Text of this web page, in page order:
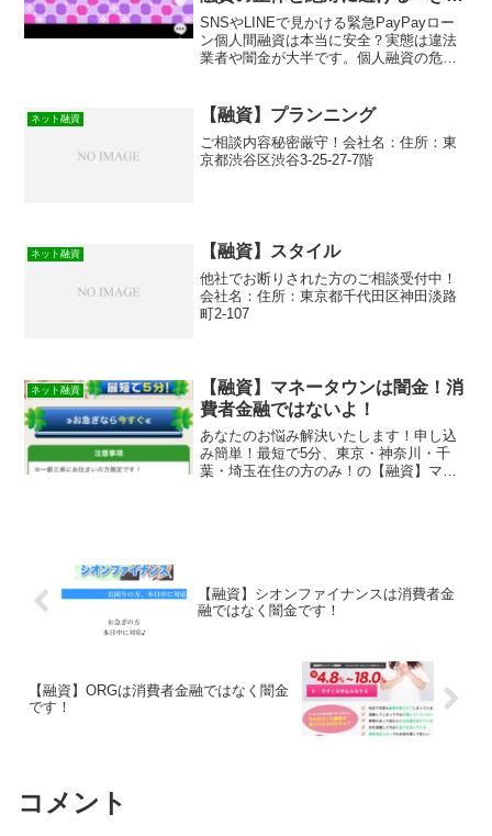
由
SNSやLINEで見かける緊急PayPayロー
ン個人間融資は本当に安全？実態は違法
業者や闇金が大半です。個人融資の危険
ネット融資 【融資】プランニング
ご相談内容秘密厳守！会社名：住所：東
京都渋谷区渋谷3-25-27-7階
ネット融資 【融資】スタイル
他社でお断りされた方のご相談受付中！
会社名：住所：東京都千代田区神田淡路
町2-107
ネット融資
【融資】マネータウンは闇金！消
費者金融ではないよ！
あなたのお悩み解決いたします！申し込
み簡単！最短で5分、東京・神奈川・千
葉・埼玉在住の方のみ！の【融資】マネ
【融資】シオンファイナンスは消費者金
融ではなく闇金です！
【融資】ORGは消費者金融ではなく闇金
です！
コメント